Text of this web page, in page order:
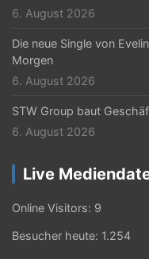
6. August 2026
Die neue Single von
Morgen
6. August 2026
STW Group baut
6. August 2026
Live
Online Visitors: 9
Besucher heute: 1.254